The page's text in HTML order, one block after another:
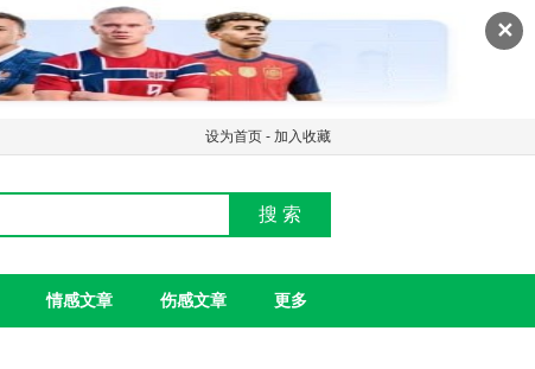
✕
设为首页 - 加入收藏
搜 索
情感文章 伤感文章 更多